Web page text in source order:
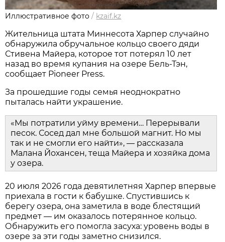
Иллюстративное фото / kzaif.kz
Жительница штата Миннесота Харпер случайно
обнаружила обручальное кольцо своего дяди
Стивена Майера, которое тот потерял 10 лет
назад во время купания на озере Бель-Тэн,
сообщает Pioneer Press.
За прошедшие годы семья неоднократно
пыталась найти украшение.
«Мы потратили уйму времени… Перерывали
песок. Сосед дал мне большой магнит. Но мы
так и не смогли его найти», — рассказала
Малана Йохансен, теща Майера и хозяйка дома
у озера.
20 июля 2026 года девятилетняя Харпер впервые
приехала в гости к бабушке. Спустившись к
берегу озера, она заметила в воде блестящий
предмет — им оказалось потерянное кольцо.
Обнаружить его помогла засуха: уровень воды в
озере за эти годы заметно снизился.